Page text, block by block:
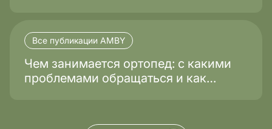
Все публикации AMBY
Чем занимается ортопед: с какими
проблемами обращаться и как